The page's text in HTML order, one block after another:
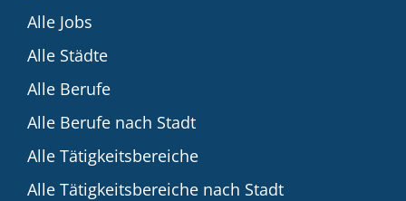
Alle Jobs
Alle Städte
Alle Berufe
Alle Berufe nach Stadt
Alle Tätigkeitsbereiche
Alle Tätigkeitsbereiche nach Stadt